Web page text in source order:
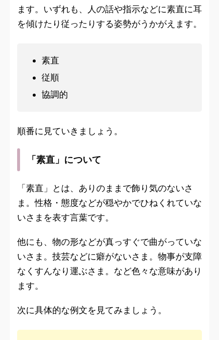
ます。いずれも、人の話や指示などに素直に耳
を傾けたり従ったりする姿勢がうかがえます。
素直
従順
協調的
順番に見ていきましょう。
「素直」について
「素直」とは、ありのままで飾り気のないさ
ま。性格・態度などが穏やかでひねくれていな
いさまを表す言葉です。
他にも、物の形などが真っすぐで曲がっていな
いさま。技芸などに癖がないさま。物事が支障
なくすんなり運ぶさま。など色々な意味があり
ます。
次に具体的な例文を見てみましょう。